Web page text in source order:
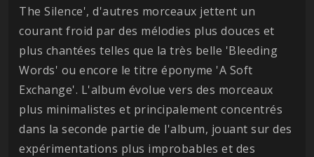
The Silence', d'autres morceaux jettent un
courant froid par des mélodies plus douces et
plus chantées telles que la très belle 'Bleeding
Words' ou encore le titre éponyme 'A Soft
Exchange'. L'album évolue vers des morceaux
plus minimalistes et principalement concentrés
dans la seconde partie de l'album, jouant sur des
expérimentations plus improbables et des